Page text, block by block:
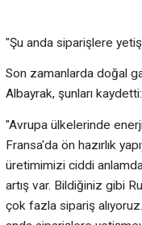
"Şu anda siparişlere
Son zamanlarda doğal
Albayrak, şunları kaydetti:
"Avrupa ülkelerinde
Fransa'da ön hazırlık
üretimimizi ciddi
artış var. Bildiğiniz gibi
çok fazla sipariş alıyoruz.